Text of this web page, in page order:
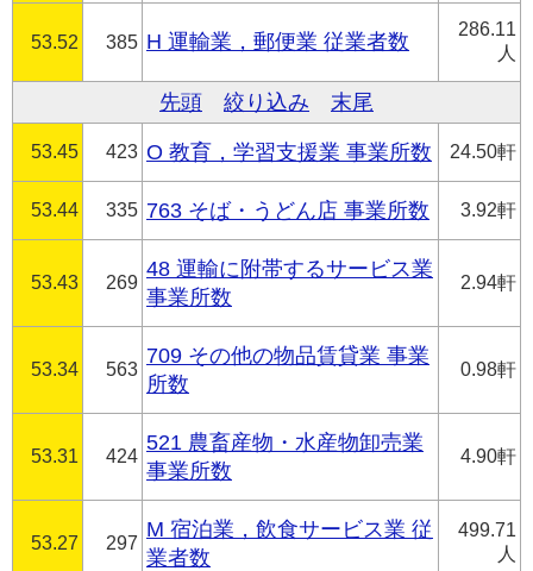
53.52 385 H 運輸業，郵便業 従業者数
286.11
人
先頭 絞り込み 末尾
53.45 423 O 教育，学習支援業 事業所数 24.50軒
53.44 335 763 そば・うどん店 事業所数 3.92軒
53.43 269
48 運輸に附帯するサービス業
事業所数
2.94軒
53.34 563
709 その他の物品賃貸業 事業
所数
0.98軒
53.31 424
521 農畜産物・水産物卸売業
事業所数
4.90軒
53.27 297
M 宿泊業，飲食サービス業 従
業者数
499.71
人